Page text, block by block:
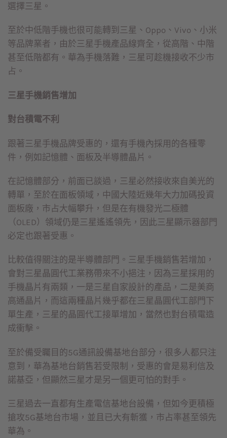
選擇三星。
至於中低階手機也很可能轉到三星、Oppo、Vivo、小米
等品牌業者，由於三星手機產品線齊全，從高階、中階
甚至低階都有。華為手機落難，三星可趁機接收不少市
占。
三星手機銷售增加
對台積電不利
跟著三星手機品牌受惠的，還有手機內採用的各種零
件，例如記憶體、面板及半導體晶片。
在記憶體部分，前面已談過，三星必然接收來自美光的
轉單，至於在面板領域，中國大陸近幾年大力加碼投資
面板廠，市占大幅攀升，但是在有機發光二極體
（OLED）領域仍是三星遙遙領先，因此三星顯示器部門
必定也跟著受惠。
比較值得關注的是半導體部門。三星手機銷售若增加，
會對三星晶圓代工業務帶來不小挹注，因為三星採用的
手機晶片有兩類，一是三星自家設計的產品，二是美商
高通晶片，而這兩種晶片幾乎都在三星晶圓代工部門下
單生產，三星的晶圓代工接單增加，當然也對台積電造
成衝擊。
至於備受矚目的5G通訊設備基地台部分，很多人都只注
意到，華為基地台銷售若受限制，受惠的會是易利信及
諾基亞，但顯然三星才是另一個更可怕的對手。
三星過去一直都有生產電信基地台設備，但如今更積極
搶攻5G基地台市場，並且已大有斬獲，市占率甚至領先
華為。